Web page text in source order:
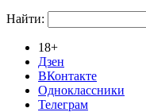
Найти:
18+
Дзен
ВКонтакте
Одноклассники
Телеграм